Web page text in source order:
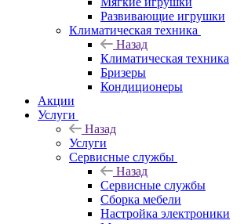
Развивающие игрушки
Климатическая техника
Назад
Климатическая техника
Бризеры
Кондиционеры
Акции
Услуги
Назад
Услуги
Сервисные службы
Назад
Сервисные службы
Сборка мебели
Настройка электроники